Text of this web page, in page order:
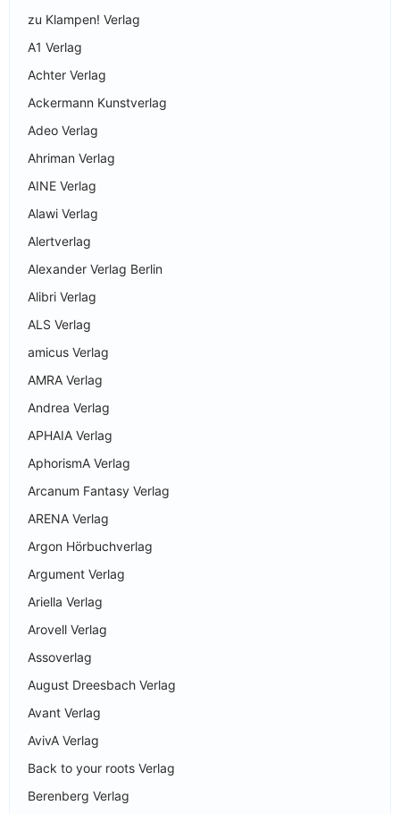
zu Klampen! Verlag
A1 Verlag
Achter Verlag
Ackermann Kunstverlag
Adeo Verlag
Ahriman Verlag
AINE Verlag
Alawi Verlag
Alertverlag
Alexander Verlag Berlin
Alibri Verlag
ALS Verlag
amicus Verlag
AMRA Verlag
Andrea Verlag
APHAIA Verlag
AphorismA Verlag
Arcanum Fantasy Verlag
ARENA Verlag
Argon Hörbuchverlag
Argument Verlag
Ariella Verlag
Arovell Verlag
Assoverlag
August Dreesbach Verlag
Avant Verlag
AvivA Verlag
Back to your roots Verlag
Berenberg Verlag